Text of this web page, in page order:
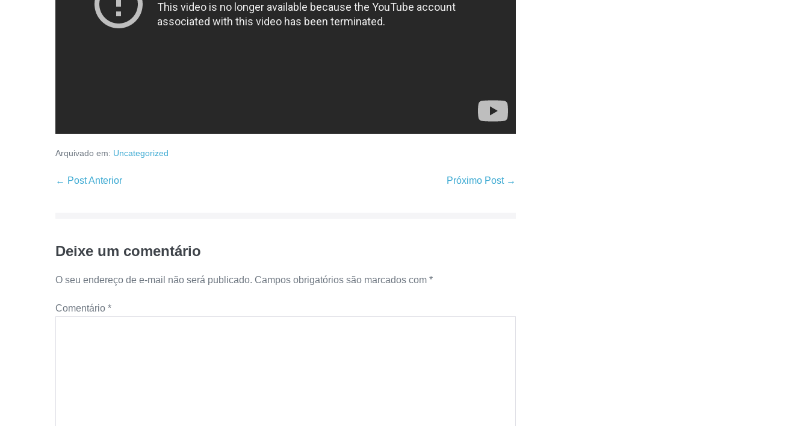
Arquivado em: Uncategorized
← Post Anterior Próximo Post →
Deixe um comentário
O seu endereço de e-mail não será publicado. Campos obrigatórios são marcados com *
Comentário *